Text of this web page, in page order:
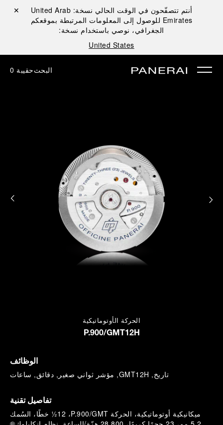
أنتم تتصفّحون في الوقت الحالي نسخة: United Arab
Emirates للوصول إلى المعلومات المرتبطة بموقعكم
الجغرافي، نوصي باستخدام نسخة:
United States
إغلاق ✕
البحثحقيبة 0
الحركة الأوتوماتيكية
P.900/GMT12H
الوظائف
تاريخ, GMT12H, مؤشر ثواني صغير, دقائق, ساعات
تفاصيل تقنية
ميكانيكية أوتوماتيكية، الحركة P.900/GMT، ‏12½ خطًا، السُمك